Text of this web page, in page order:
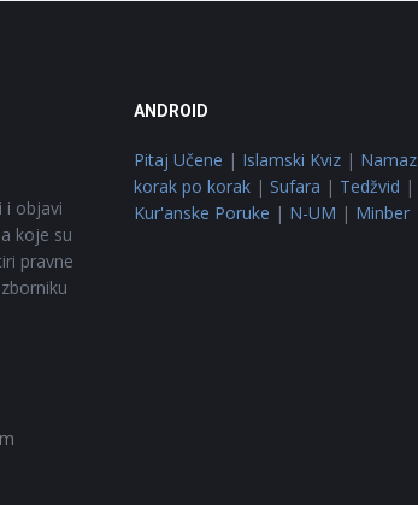
i objavi
koje su
pravne
ANDROID
Pitaj Učene | Islamski Kviz| Namaz
korak po korak| Sufara | Tedžvid |
Kur'anske Poruke | N-UM | Minber